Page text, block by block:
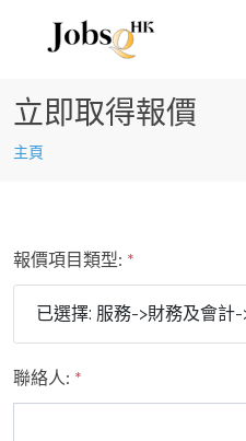
立即取得報價
主頁
報價項目類型: *
已選擇: 服務->財務及會計
聯絡人: *